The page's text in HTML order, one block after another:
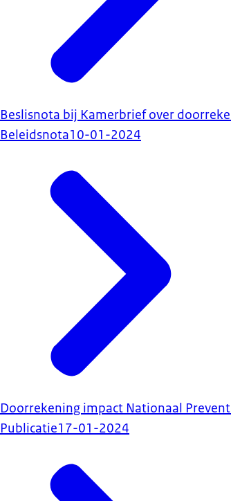
Beslisnota bij Kamerbrief over
Beleidsnota10-01-2024
Doorrekening impact Nationaal
Publicatie17-01-2024